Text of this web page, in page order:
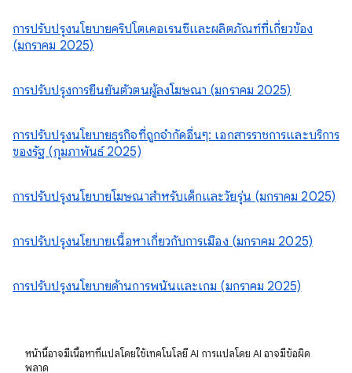
การปรับปรุงนโยบายคริปโตเคอเรนซีและผลิตภัณฑ์ที่เกี่ยวข้อง
(มกราคม 2025)
การปรับปรุงการยืนยันตัวตนผู้ลงโฆษณา (มกราคม 2025)
การปรับปรุงนโยบายธุรกิจที่ถูกจำกัดอื่นๆ: เอกสารราชการและบริการ
ของรัฐ (กุมภาพันธ์ 2025)
การปรับปรุงนโยบายโฆษณาสำหรับเด็กและวัยรุ่น (มกราคม 2025)
การปรับปรุงนโยบายเนื้อหาเกี่ยวกับการเมือง (มกราคม 2025)
การปรับปรุงนโยบายด้านการพนันและเกม (มกราคม 2025)
หน้านี้อาจมีเนื้อหาที่แปลโดยใช้เทคโนโลยี AI การแปลโดย AI อาจมีข้อผิด
พลาด